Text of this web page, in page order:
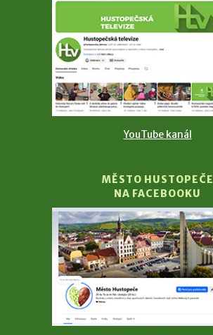
YouTube kanál
MĚSTO HUSTOPEČE
NA FACEBOOKU